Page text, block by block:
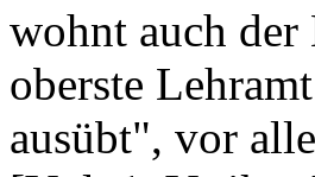
wohnt auch der
oberste
ausübt", vor